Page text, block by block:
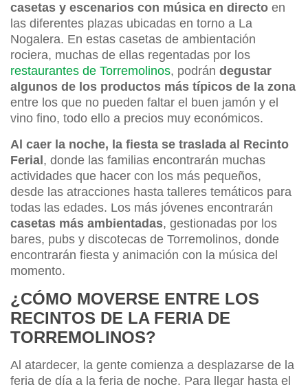
casetas y escenarios con música en directo en
las diferentes plazas ubicadas en torno a La
Nogalera. En estas casetas de ambientación
rociera, muchas de ellas regentadas por los
restaurantes de Torremolinos, podrán degustar
algunos de los productos más típicos de la zona
entre los que no pueden faltar el buen jamón y el
vino fino, todo ello a precios muy económicos.
Al caer la noche, la fiesta se traslada al Recinto
Ferial , donde las familias encontrarán muchas
actividades que hacer con los más pequeños,
desde las atracciones hasta talleres temáticos para
todas las edades. Los más jóvenes encontrarán
casetas más ambientadas, gestionadas por los
bares, pubs y discotecas de Torremolinos, donde
encontrarán fiesta y animación con la música del
momento.
¿CÓMO MOVERSE ENTRE LOS
RECINTOS DE LA FERIA DE
TORREMOLINOS?
Al atardecer, la gente comienza a desplazarse de la
feria de día a la feria de noche. Para llegar hasta el